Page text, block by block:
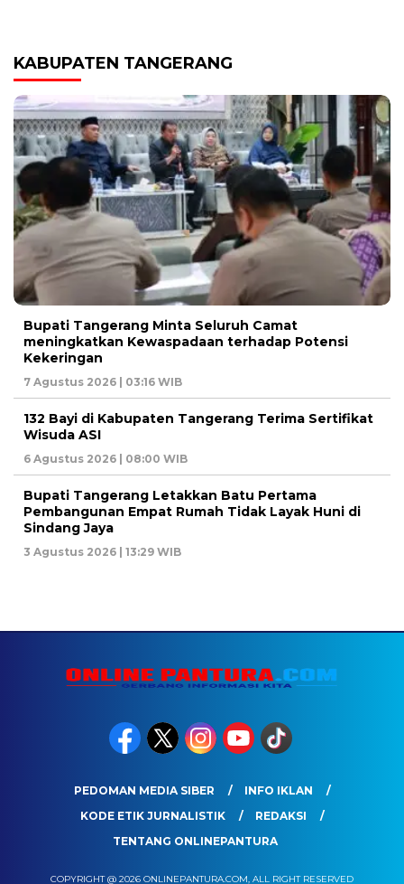
KABUPATEN TANGERANG
Bupati Tangerang Minta Seluruh Camat
meningkatkan Kewaspadaan terhadap Potensi
Kekeringan
7 Agustus 2026 | 03:16 WIB
132 Bayi di Kabupaten Tangerang Terima Sertifikat
Wisuda ASI
6 Agustus 2026 | 08:00 WIB
Bupati Tangerang Letakkan Batu Pertama
Pembangunan Empat Rumah Tidak Layak Huni di
Sindang Jaya
3 Agustus 2026 | 13:29 WIB
PEDOMAN MEDIA SIBER
INFO IKLAN
KODE ETIK JURNALISTIK
REDAKSI
TENTANG ONLINEPANTURA
COPYRIGHT @ 2026 ONLINEPANTURA.COM, ALL RIGHT RESERVED